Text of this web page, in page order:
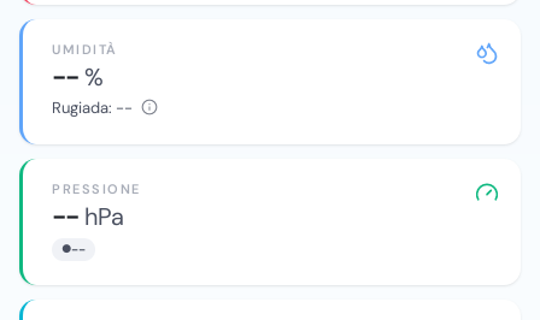
UMIDITÀ
--%
Rugiada: --
PRESSIONE
-- hPa
--